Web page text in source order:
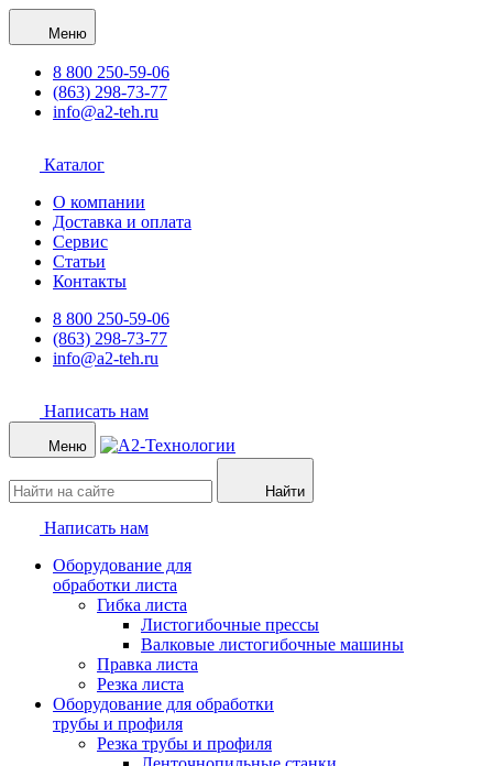
Меню
8 800 250-59-06
(863) 298-73-77
info@a2-teh.ru
Каталог
О компании
Доставка и оплата
Сервис
Статьи
Контакты
8 800 250-59-06
(863) 298-73-77
info@a2-teh.ru
Написать нам
Меню
Найти
Написать нам
Оборудование для
обработки листа
Гибка листа
Листогибочные прессы
Валковые листогибочные машины
Правка листа
Резка листа
Оборудование для обработки
трубы и профиля
Резка трубы и профиля